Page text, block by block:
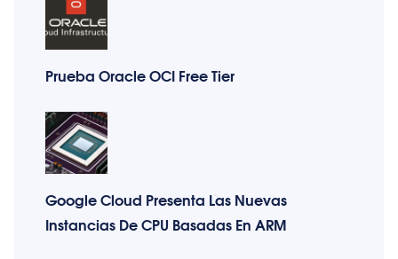
Prueba Oracle OCI Free Tier
Google Cloud Presenta Las Nuevas
Instancias De CPU Basadas En ARM